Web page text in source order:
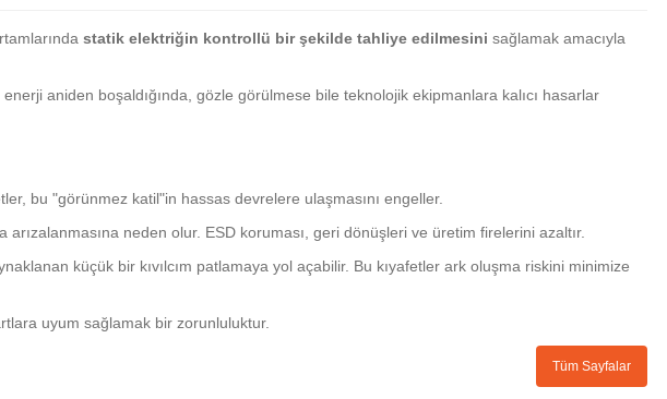
statik elektriğin kontrollü bir şekilde tahliye edilmesini sağlamak amacıyla
aniden boşaldığında, gözle görülmese bile teknolojik ekipmanlara kalıcı hasarlar
bu "görünmez katil"in hassas devrelere ulaşmasını engeller.
neden olur. ESD koruması, geri dönüşleri ve üretim firelerini azaltır.
küçük bir kıvılcım patlamaya yol açabilir. Bu kıyafetler ark oluşma riskini minimize
uyum sağlamak bir zorunluluktur.
Tüm Sayfalar